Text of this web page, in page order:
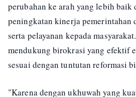
perubahan ke arah yang lebih baik
peningkatan kinerja pemerintahan
serta pelayanan kepada
mendukung birokrasi yang efektif
sesuai dengan tuntutan reformasi
"Karena dengan ukhuwah yang